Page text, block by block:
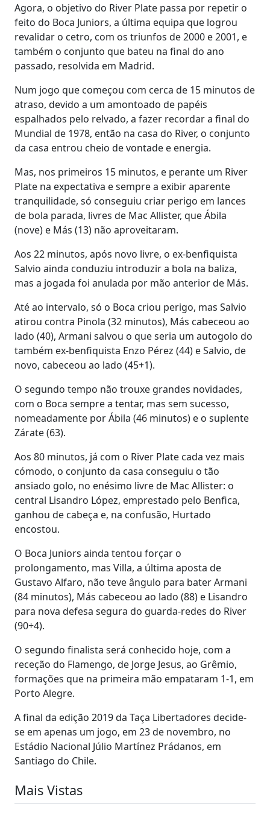
Agora, o objetivo do River Plate passa por repetir o
feito do Boca Juniors, a última equipa que logrou
revalidar o cetro, com os triunfos de 2000 e 2001, e
também o conjunto que bateu na final do ano
passado, resolvida em Madrid.
Num jogo que começou com cerca de 15 minutos de
atraso, devido a um amontoado de papéis
espalhados pelo relvado, a fazer recordar a final do
Mundial de 1978, então na casa do River, o conjunto
da casa entrou cheio de vontade e energia.
Mas, nos primeiros 15 minutos, e perante um River
Plate na expectativa e sempre a exibir aparente
tranquilidade, só conseguiu criar perigo em lances
de bola parada, livres de Mac Allister, que Ábila
(nove) e Más (13) não aproveitaram.
Aos 22 minutos, após novo livre, o ex-benfiquista
Salvio ainda conduziu introduzir a bola na baliza,
mas a jogada foi anulada por mão anterior de Más.
Até ao intervalo, só o Boca criou perigo, mas Salvio
atirou contra Pinola (32 minutos), Más cabeceou ao
lado (40), Armani salvou o que seria um autogolo do
também ex-benfiquista Enzo Pérez (44) e Salvio, de
novo, cabeceou ao lado (45+1).
O segundo tempo não trouxe grandes novidades,
com o Boca sempre a tentar, mas sem sucesso,
nomeadamente por Ábila (46 minutos) e o suplente
Zárate (63).
Aos 80 minutos, já com o River Plate cada vez mais
cómodo, o conjunto da casa conseguiu o tão
ansiado golo, no enésimo livre de Mac Allister: o
central Lisandro López, emprestado pelo Benfica,
ganhou de cabeça e, na confusão, Hurtado
encostou.
O Boca Juniors ainda tentou forçar o
prolongamento, mas Villa, a última aposta de
Gustavo Alfaro, não teve ângulo para bater Armani
(84 minutos), Más cabeceou ao lado (88) e Lisandro
para nova defesa segura do guarda-redes do River
(90+4).
O segundo finalista será conhecido hoje, com a
receção do Flamengo, de Jorge Jesus, ao Grêmio,
formações que na primeira mão empataram 1-1, em
Porto Alegre.
A final da edição 2019 da Taça Libertadores decide-
se em apenas um jogo, em 23 de novembro, no
Estádio Nacional Júlio Martínez Prádanos, em
Santiago do Chile.
Mais Vistas